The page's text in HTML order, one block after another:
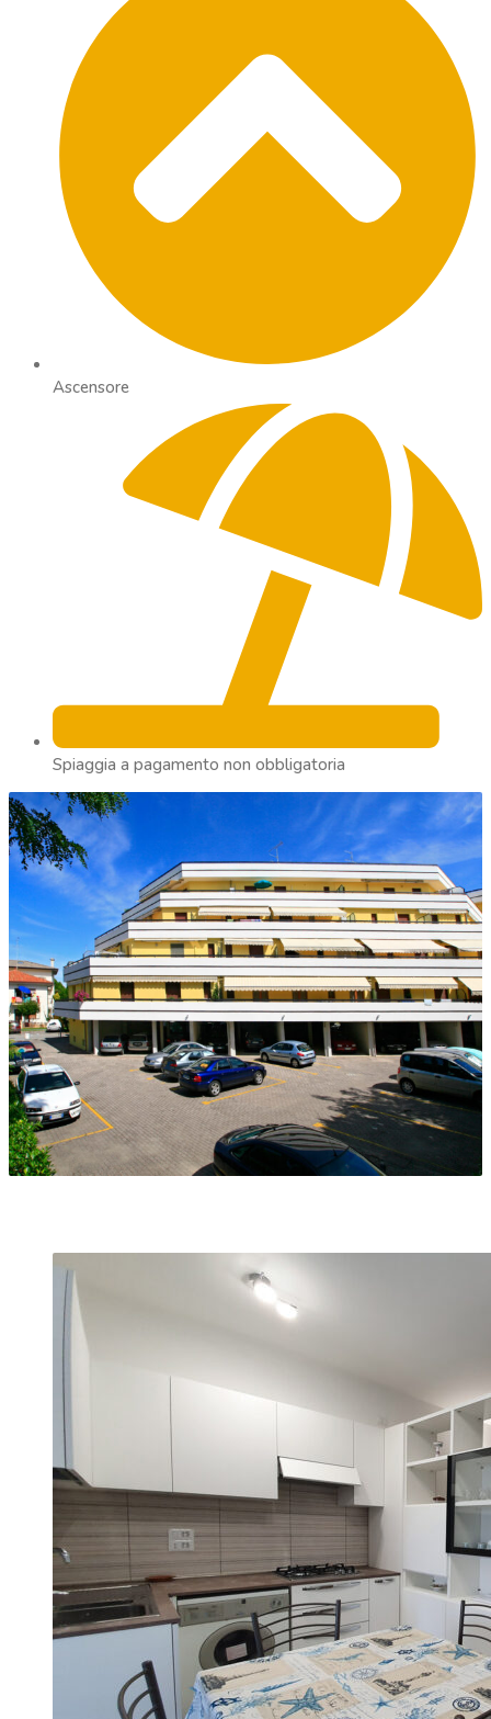
Ascensore
Spiaggia a pagamento non obbligatoria